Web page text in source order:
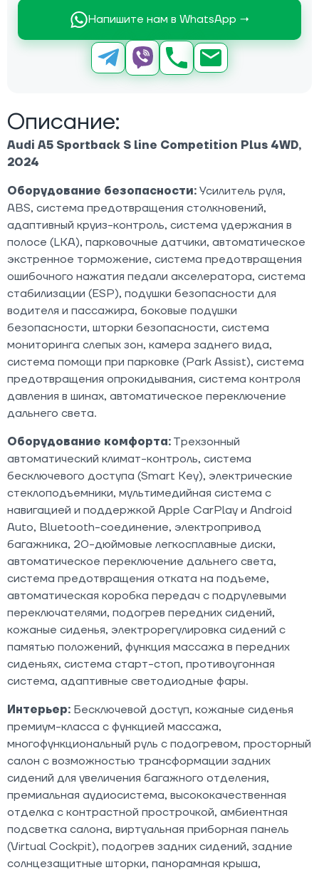
Напишите нам в WhatsApp →
Описание:
Audi A5 Sportback S line Competition Plus 4WD,
2024
Оборудование безопасности: Усилитель руля,
ABS, система предотвращения столкновений,
адаптивный круиз-контроль, система удержания в
полосе (LKA), парковочные датчики, автоматическое
экстренное торможение, система предотвращения
ошибочного нажатия педали акселератора, система
стабилизации (ESP), подушки безопасности для
водителя и пассажира, боковые подушки
безопасности, шторки безопасности, система
мониторинга слепых зон, камера заднего вида,
система помощи при парковке (Park Assist), система
предотвращения опрокидывания, система контроля
давления в шинах, автоматическое переключение
дальнего света.
Оборудование комфорта: Трехзонный
автоматический климат-контроль, система
бесключевого доступа (Smart Key), электрические
стеклоподъемники, мультимедийная система с
навигацией и поддержкой Apple CarPlay и Android
Auto, Bluetooth-соединение, электропривод
багажника, 20-дюймовые легкосплавные диски,
автоматическое переключение дальнего света,
система предотвращения отката на подъеме,
автоматическая коробка передач с подрулевыми
переключателями, подогрев передних сидений,
кожаные сиденья, электрорегулировка сидений с
памятью положений, функция массажа в передних
сиденьях, система старт-стоп, противоугонная
система, адаптивные светодиодные фары.
Интерьер: Бесключевой доступ, кожаные сиденья
премиум-класса с функцией массажа,
многофункциональный руль с подогревом, просторный
салон с возможностью трансформации задних
сидений для увеличения багажного отделения,
премиальная аудиосистема, высококачественная
отделка с контрастной прострочкой, амбиентная
подсветка салона, виртуальная приборная панель
(Virtual Cockpit), подогрев задних сидений, задние
солнцезащитные шторки, панорамная крыша,